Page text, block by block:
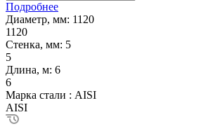
Подробнее
Диаметр, мм: 1120
1120
Стенка, мм: 5
5
Длина, м: 6
6
Марка стали : AISI
AISI